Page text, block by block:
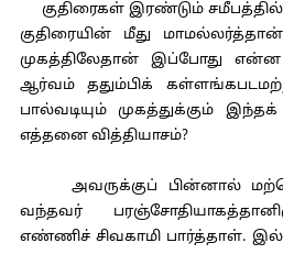
குதிரைகள் இரண்டும்
குதிரையின் மீது
முகத்திலேதான் இப்போது என்ன
ஆர்வம் ததும்பிக்
பால்வடியும் முகத்துக்கும் இந்தக்
எத்தனை வித்தியாசம்?
அவருக்குப் பின்னால்
வந்தவர்
எண்ணிச் சிவகாமி பார்த்தாள்.